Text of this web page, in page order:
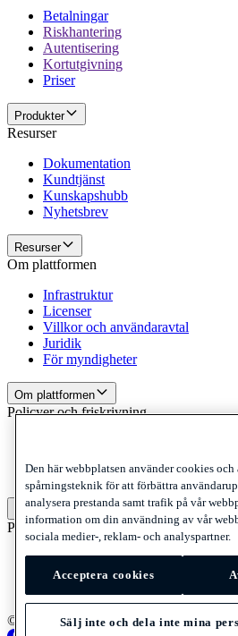
Betalningar
Riskhantering
Autentisering
Kortutgivning
Priser
Produkter
Resurser
Dokumentation
Kundtjänst
Kunskapshubb
Nyhetsbrev
Resurser
Om plattformen
Infrastruktur
Licenser
Villkor och användaravtal
Juridik
För myndigheter
Om plattformen
Policyer och friskrivning
Disclaimer
Policyer och friskrivning
Prenumerera på vårt nyhetsbrev
Privacy
Cookies
© 2026 Adyen
Den här webbplatsen använder cookies och
spårningsteknik för att förbättra
analysera prestanda samt trafik på vår
information om din användning av vår
sociala medier-, reklam- och analyspartner.
Acceptera cookies
Sälj inte och dela inte mina